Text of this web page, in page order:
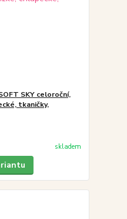
SKY celoroční,
tkaničky,
skladem